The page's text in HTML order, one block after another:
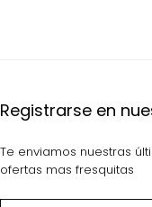
Registrarse en
Te enviamos nuestras
ofertas mas fresquitas